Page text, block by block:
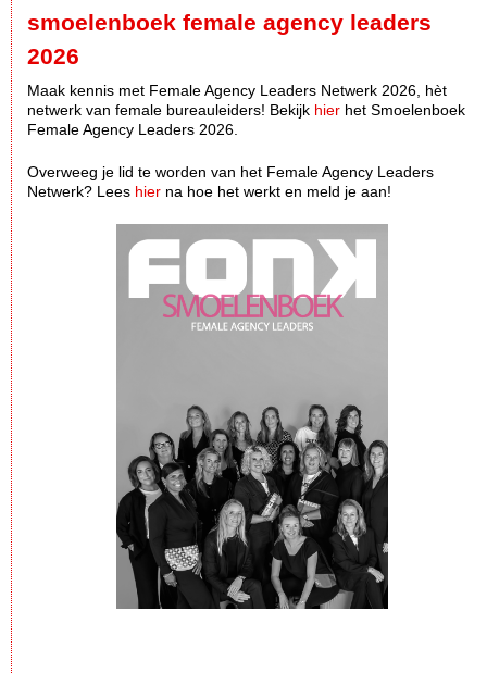
smoelenboek female agency leaders
2026
Maak kennis met Female Agency Leaders Netwerk 2026, hèt
netwerk van female bureauleiders! Bekijk hier het Smoelenboek
Female Agency Leaders 2026.
Overweeg je lid te worden van het Female Agency Leaders
Netwerk? Lees hier na hoe het werkt en meld je aan!